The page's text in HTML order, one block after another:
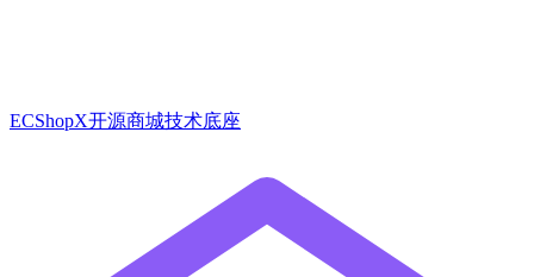
ECShopX开源商城技术底座